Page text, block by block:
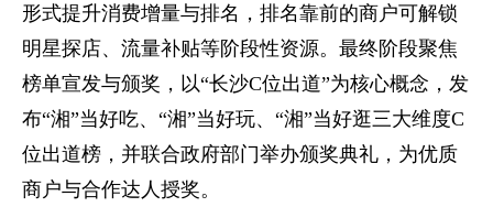
形式提升消费增量与排名，排名靠前的商户可解锁
明星探店、流量补贴等阶段性资源。最终阶段聚焦
榜单宣发与颁奖，以“长沙C位出道”为核心概念，发
布“湘”当好吃、“湘”当好玩、“湘”当好逛三大维度C
位出道榜，并联合政府部门举办颁奖典礼，为优质
商户与合作达人授奖。